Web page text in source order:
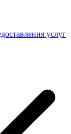
услуг